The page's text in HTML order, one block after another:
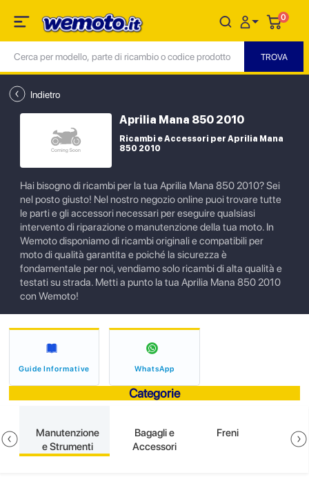
0
Indietro
Aprilia Mana 850 2010
Ricambi e Accessori per Aprilia Mana
850 2010
Hai bisogno di ricambi per la tua Aprilia Mana 850 2010? Sei
nel posto giusto! Nel nostro negozio online puoi trovare tutte
le parti e gli accessori necessari per eseguire qualsiasi
intervento di riparazione o manutenzione della tua moto. In
Wemoto disponiamo di ricambi originali e compatibili per
moto di qualità garantita e poiché la sicurezza è
fondamentale per noi, vendiamo solo ricambi di alta qualità e
testati su strada. Metti a punto la tua Aprilia Mana 850 2010
con Wemoto!
Guide Informative WhatsApp
Categorie
Manutenzione
e Strumenti
Bagagli e
Accessori
Freni